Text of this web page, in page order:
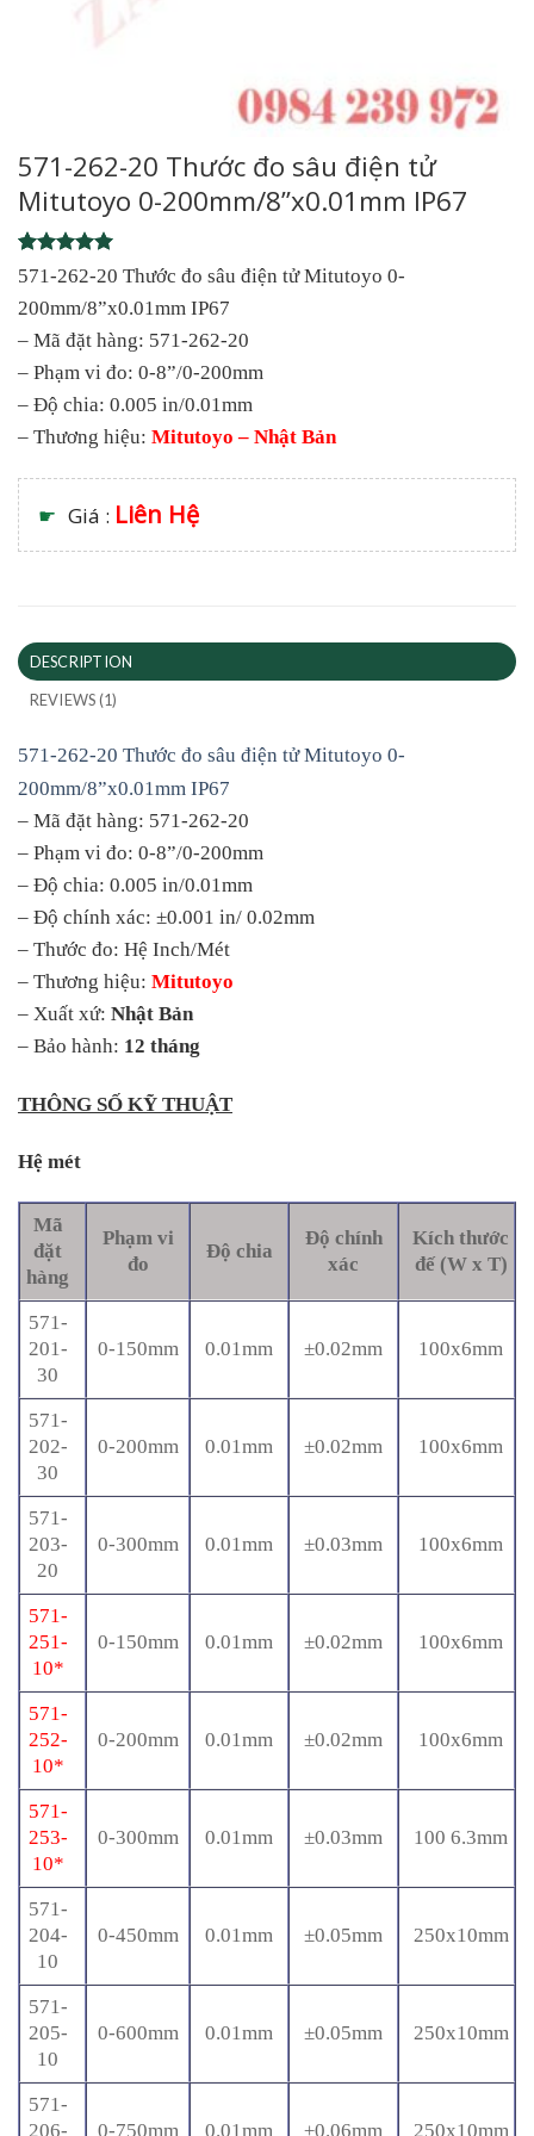
571-262-20 Thước đo sâu điện tử
Mitutoyo 0-200mm/8”x0.01mm IP67
Rated5
out of 5
based on
1
rating
571-262-20 Thước đo sâu điện tử Mitutoyo 0-
200mm/8”x0.01mm IP67
– Mã đặt hàng: 571-262-20
– Phạm vi đo: 0-8”/0-200mm
– Độ chia: 0.005 in/0.01mm
– Thương hiệu: Mitutoyo – Nhật Bản
☛ Giá : Liên Hệ
DESCRIPTION
REVIEWS (1)
571-262-20 Thước đo sâu điện tử Mitutoyo 0-
200mm/8”x0.01mm IP67
– Mã đặt hàng: 571-262-20
– Phạm vi đo: 0-8”/0-200mm
– Độ chia: 0.005 in/0.01mm
– Độ chính xác: ±0.001 in/ 0.02mm
– Thước đo: Hệ Inch/Mét
– Thương hiệu: Mitutoyo
– Xuất xứ: Nhật Bản
– Bảo hành: 12 tháng
THÔNG SỐ KỸ THUẬT
Hệ mét
Mã
đặt
hàng
Phạm vi
đo
Độ chia
Độ chính
xác
Kích thước
đế (W x T)
571-
201-
30
0-150mm 0.01mm ±0.02mm 100x6mm
571-
202-
30
0-200mm 0.01mm ±0.02mm 100x6mm
571-
203-
20
0-300mm 0.01mm ±0.03mm 100x6mm
571-
251-
10*
0-150mm 0.01mm ±0.02mm 100x6mm
571-
252-
10*
0-200mm 0.01mm ±0.02mm 100x6mm
571-
253-
10*
0-300mm 0.01mm ±0.03mm 100 6.3mm
571-
204-
10
0-450mm 0.01mm ±0.05mm 250x10mm
571-
205-
10
0-600mm 0.01mm ±0.05mm 250x10mm
571-
206-
0-750mm 0.01mm ±0.06mm 250x10mm